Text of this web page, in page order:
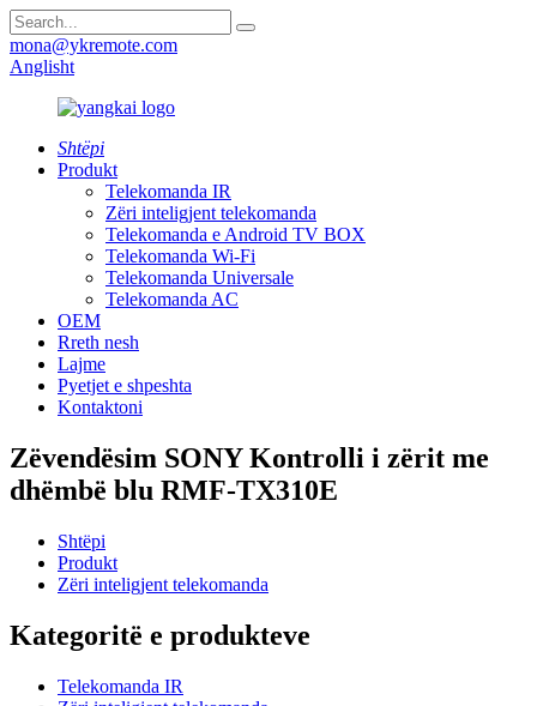
mona@ykremote.com
Anglisht
Shtëpi
Produkt
Telekomanda IR
Zëri inteligjent telekomanda
Telekomanda e Android TV BOX
Telekomanda Wi-Fi
Telekomanda Universale
Telekomanda AC
OEM
Rreth nesh
Lajme
Pyetjet e shpeshta
Kontaktoni
Zëvendësim SONY Kontrolli i zërit me
dhëmbë blu RMF-TX310E
Shtëpi
Produkt
Zëri inteligjent telekomanda
Kategoritë e produkteve
Telekomanda IR